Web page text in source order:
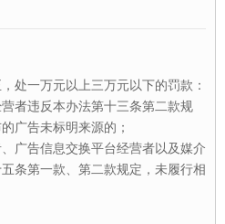
处一万元以上三万元以下的罚款：
违反本办法第十三条第二款规
广告未标明来源的；
告信息交换平台经营者以及媒介
条第一款、第二款规定，未履行相